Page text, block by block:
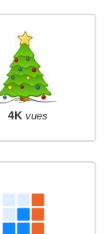
4K vues